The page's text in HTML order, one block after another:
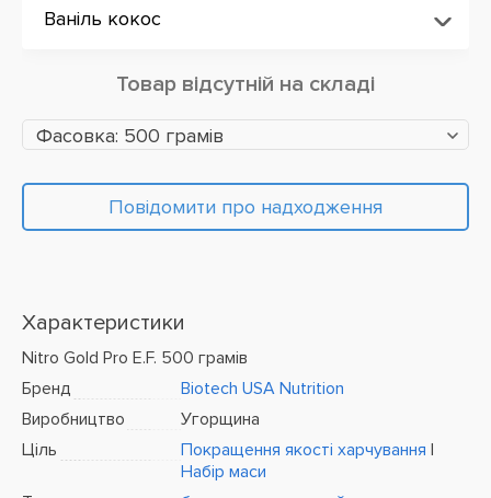
Ваніль кокос
Товар відсутній на складі
Фасовка: 500 грамів
Повідомити про надходження
Характеристики
Nitro Gold Pro E.F. 500 грамів
Бренд
Biotech USA Nutrition
Виробництво
Угорщина
Ціль
Покращення якості харчування |
Набір маси